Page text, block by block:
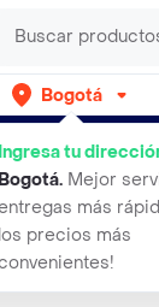
Bogotá
Ingresa tu
Bogotá. Mejor
más
los precios más
gratis por semanas
Fish